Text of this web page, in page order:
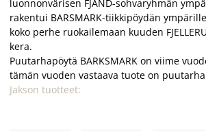
luonnonvärisen FJAND-sohvaryhmän
rakentui BARSMARK-tiikkipöydän
koko perhe ruokailemaan kuuden
kera.
Puutarhapöytä BARKSMARK on viime
tämän vuoden vastaava tuote on
Jakson tuotteet: